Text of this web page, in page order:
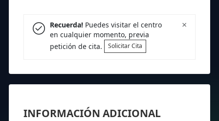
×
Recuerda!Puedes visitar el centro
en cualquier momento, previa
petición de cita.
Solicitar Cita
INFORMACIÓN ADICIONAL